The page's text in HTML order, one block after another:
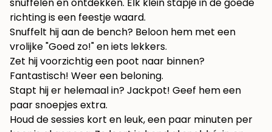
snuffelen en ontdekken. Elk klein stapje in de goede
richting is een feestje waard.
Snuffelt hij aan de bench? Beloon hem met een
vrolijke "Goed zo!" en iets lekkers.
Zet hij voorzichtig een poot naar binnen?
Fantastisch! Weer een beloning.
Stapt hij er helemaal in? Jackpot! Geef hem een
paar snoepjes extra.
Houd de sessies kort en leuk, een paar minuten per